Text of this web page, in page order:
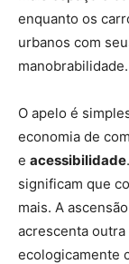
enquanto os
urbanos com
manobrabilidade.
O apelo é
economia de
e acessibilidade
significam que
mais. A
acrescenta
ecologicamente